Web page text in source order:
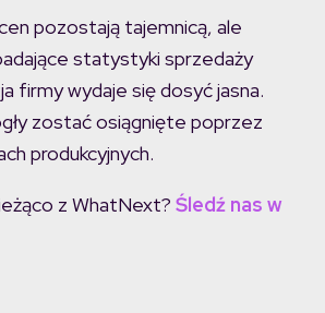
pozostają tajemnicą, ale
statystyki sprzedaży
firmy wydaje się dosyć jasna.
zostać osiągnięte poprzez
produkcyjnych.
z WhatNext? Śledź nas w